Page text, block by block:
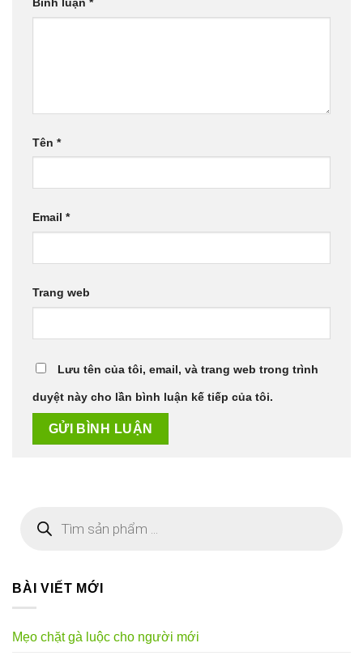
Tên *
Email *
Trang web
Lưu tên của tôi, email, và trang web trong trình
duyệt này cho lần bình luận kế tiếp của tôi.
kiếm
BÀI VIẾT MỚI
Mẹo chặt gà luộc cho người mới